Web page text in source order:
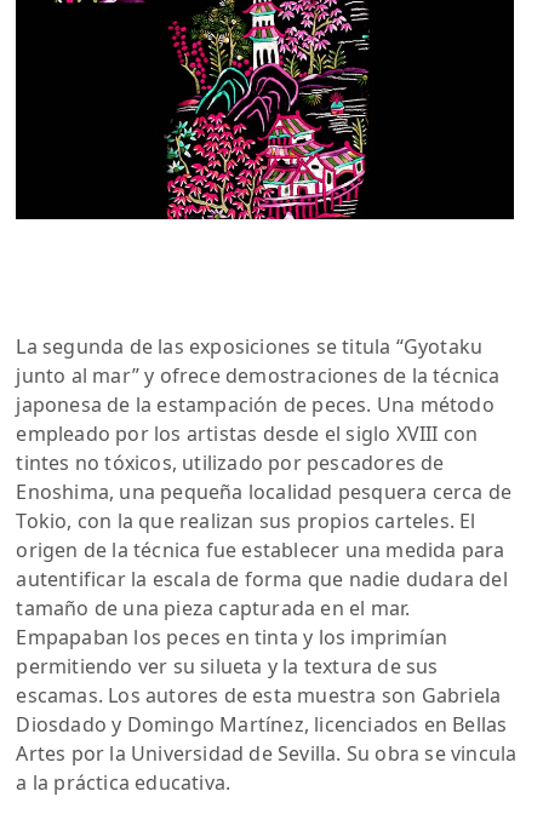
La segunda de las exposiciones se titula “Gyotaku
junto al mar” y ofrece demostraciones de la técnica
japonesa de la estampación de peces. Una método
empleado por los artistas desde el siglo XVIII con
tintes no tóxicos, utilizado por pescadores de
Enoshima, una pequeña localidad pesquera cerca de
Tokio, con la que realizan sus propios carteles. El
origen de la técnica fue establecer una medida para
autentificar la escala de forma que nadie dudara del
tamaño de una pieza capturada en el mar.
Empapaban los peces en tinta y los imprimían
permitiendo ver su silueta y la textura de sus
escamas. Los autores de esta muestra son Gabriela
Diosdado y Domingo Martínez, licenciados en Bellas
Artes por la Universidad de Sevilla. Su obra se vincula
a la práctica educativa.